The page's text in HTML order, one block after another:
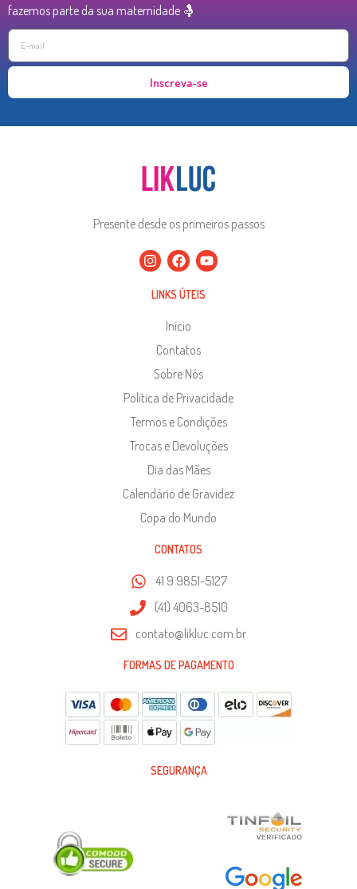
fazemos parte da sua maternidade 🤱
Inscreva-se
Presente desde os primeiros passos
LINKS ÚTEIS
Início
Contatos
Sobre Nós
Política de Privacidade
Termos e Condições
Trocas e Devoluções
Dia das Mães
Calendário de Gravidez
Copa do Mundo
CONTATOS
41 9 9851-5127
(41) 4063-8510
contato@likluc.com.br
FORMAS DE PAGAMENTO
SEGURANÇA